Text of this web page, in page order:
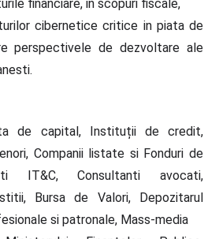
financiare, in scopuri fiscale,
cibernetice critice in piata de
perspectivele de dezvoltare ale
de capital, Instituții de credit,
Companii listate si Fonduri de
IT&C, Consultanti avocati,
Bursa de Valori, Depozitarul
si patronale, Mass-media